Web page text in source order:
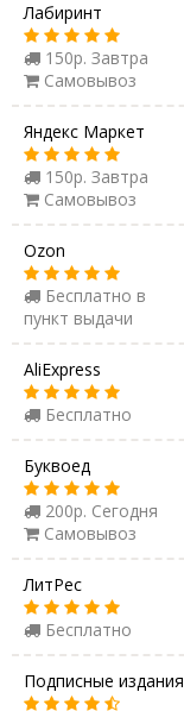
Лабиринт
150р. Завтра
Самовывоз
Яндекс Маркет
150р. Завтра
Самовывоз
Ozon
Бесплатно в
пункт выдачи
AliExpress
Бесплатно
Буквоед
200р. Сегодня
Самовывоз
ЛитРес
Бесплатно
Подписные издания